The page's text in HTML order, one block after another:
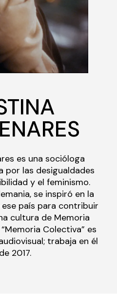
es una socióloga
por las desigualdades
y el feminismo.
se inspiró en la
país para contribuir
cultura de Memoria
Colectiva” es
trabaja en él
2017.